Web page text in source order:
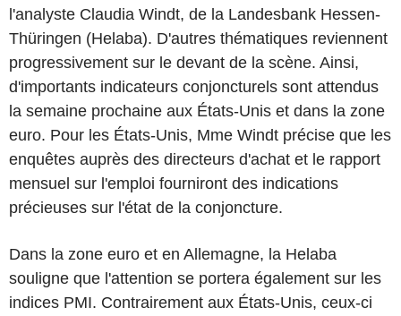
l'analyste Claudia Windt, de la Landesbank Hessen-
Thüringen (Helaba). D'autres thématiques reviennent
progressivement sur le devant de la scène. Ainsi,
d'importants indicateurs conjoncturels sont attendus
la semaine prochaine aux États-Unis et dans la zone
euro. Pour les États-Unis, Mme Windt précise que les
enquêtes auprès des directeurs d'achat et le rapport
mensuel sur l'emploi fourniront des indications
précieuses sur l'état de la conjoncture.
Dans la zone euro et en Allemagne, la Helaba
souligne que l'attention se portera également sur les
indices PMI. Contrairement aux États-Unis, ceux-ci